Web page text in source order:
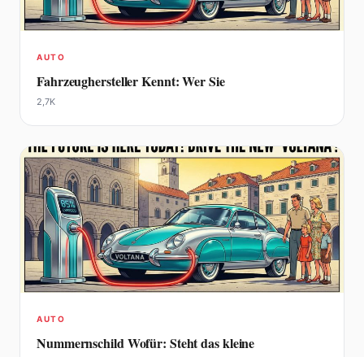
AUTO
Fahrzeughersteller Kennt: Wer Sie
2,7K
AUTO
Nummernschild Wofür: Steht das kleine